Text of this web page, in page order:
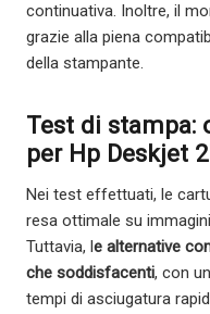
continuativa. Inoltre, il
grazie alla piena
della stampante.
Test di stampa:
per Hp Deskjet
Nei test effettuati, le
resa ottimale su
Tuttavia, l e alternative
che soddisfacenti, con
tempi di asciugatura